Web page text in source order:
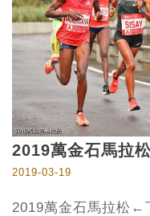
2019萬金石馬拉
2019-03-19
2019萬金石馬拉松←